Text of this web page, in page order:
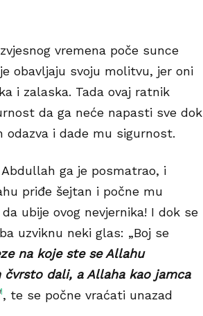
vremena poče sunce
obavljaju svoju molitvu, jer oni
i zalaska. Tada ovaj ratnik
da ga neće napasti sve dok
i dade mu sigurnost.
ga je posmatrao, i
priđe šejtan i počne mu
ubije ovog nevjernika! I dok se
uzviknu neki glas: „Boj se
na koje ste se Allahu
dali, a Allaha kao jamca
, te se počne vraćati unazad